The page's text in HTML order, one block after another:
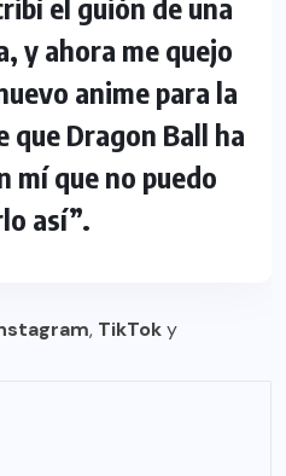
el guión de una
y ahora me quejo
anime para la
que Dragon Ball ha
mí que no puedo
así”.
, TikToky